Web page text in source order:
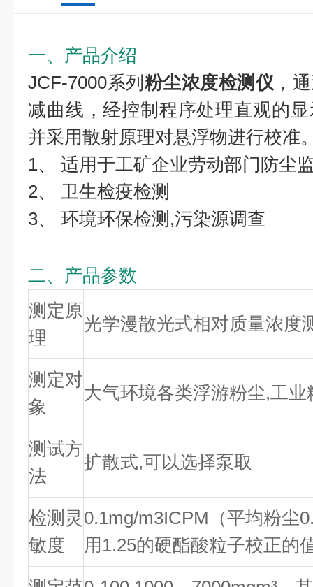
一、产品介绍
JCF-7000系列 粉尘浓度检测仪 ，
减曲线，经控制程序处理直观的
并采用散射原理对悬浮物进行校准
1、 适用于工矿企业劳动部门防尘
2、 卫生检疫检测
3、 环境环保检测,污染源调查
二、产品参数
测定原
理
光学漫散光式相对质量浓度
测定对
象
大气环境各类浮游粉尘,工业
测试方
法
扩散式,可以选择泵取
检测灵
敏度
0.1mg/m3ICPM（平均粉尘
用1.25的硬酯酸粒子校正的